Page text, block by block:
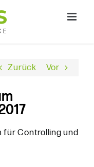
Zurück Vor
für Controlling und